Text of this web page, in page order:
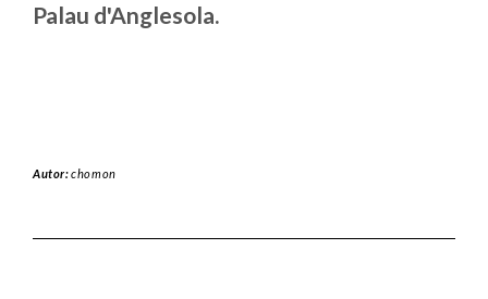
Palau d'Anglesola.
Autor:chomon